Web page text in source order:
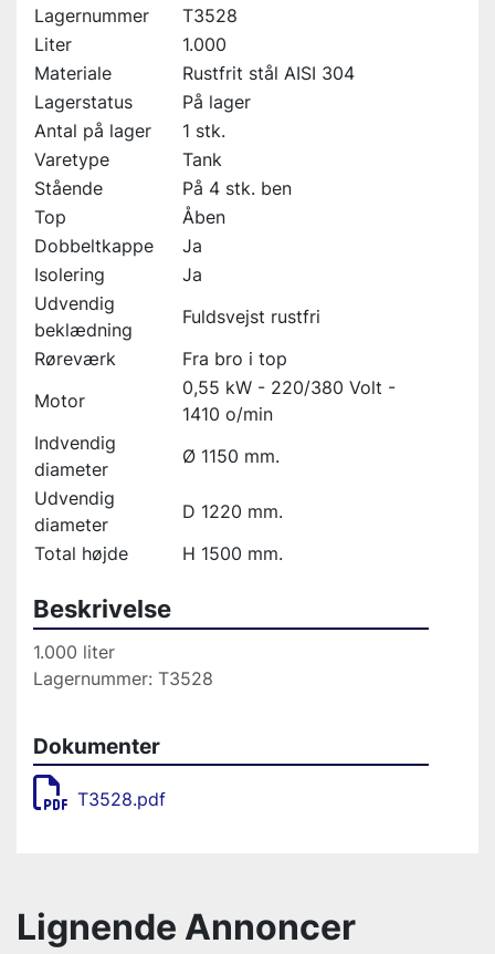
Lagernummer
T3528
Liter
1.000
Materiale
Rustfrit stål AISI 304
Lagerstatus
På lager
Antal på lager
1 stk.
Varetype
Tank
Stående
På 4 stk. ben
Top
Åben
Dobbeltkappe
Ja
Isolering
Ja
Udvendig
beklædning
Fuldsvejst rustfri
Røreværk
Fra bro i top
Motor
0,55 kW - 220/380 Volt -
1410 o/min
Indvendig
diameter
Ø 1150 mm.
Udvendig
diameter
D 1220 mm.
Total højde
H 1500 mm.
Beskrivelse
1.000 liter
Lagernummer: T3528
Dokumenter
T3528.pdf
Lignende Annoncer